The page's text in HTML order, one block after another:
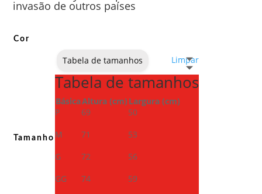
invasão de outros países
Cor
Tamanho
Limpar
Tabela de tamanhos
Tabela de tamanhos
BásicaAltura (cm) Largura (cm)
P
69
50
M
71
53
G
72
56
GG
74
59